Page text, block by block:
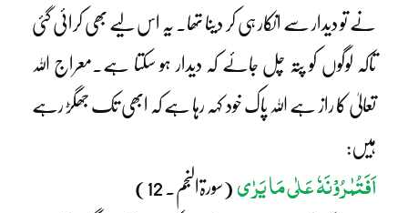
نے تو دیدار سے انکار ہی کر دینا تھا۔ یہ اس لیے بھی کرائی گئی
تاکہ لوگوں کو پتہ چل جائے کہ دیدار ہو سکتا ہے۔معراج اللہ
تعالیٰ کا راز ہے اللہ پاک خود کہہ رہا ہے کہ ابھی تک جھگڑ رہے
ہیں:
اَفَتُمٰرُوْنَہٗ عَلٰی مَا یَرٰی (سورۃالنجم۔ 12)